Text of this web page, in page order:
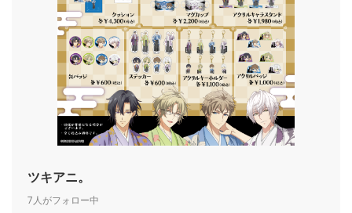
ツキアニ。
7人がフォロー中